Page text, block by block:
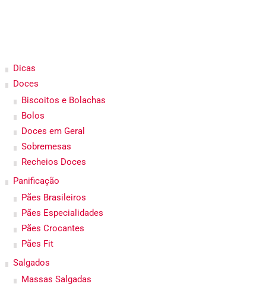
Dicas
Doces
Biscoitos e Bolachas
Bolos
Doces em Geral
Sobremesas
Recheios Doces
Panificação
Pães Brasileiros
Pães Especialidades
Pães Crocantes
Pães Fit
Salgados
Massas Salgadas